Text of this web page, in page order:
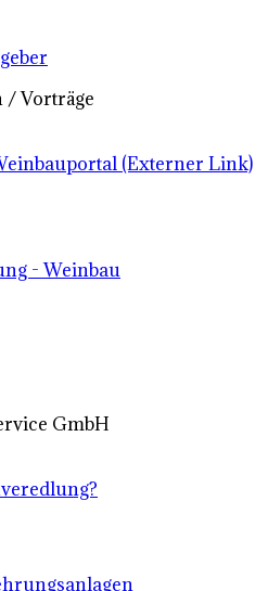
Vorträge
(Externer Link)
- Weinbau
GmbH